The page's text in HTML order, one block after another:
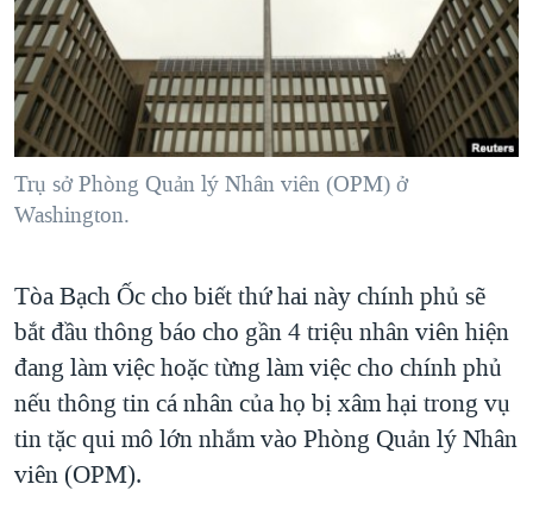
"Tìm"NGƯỜI VIỆT HẢI NGOẠI
ĐỜI SỐNG
KINH TẾ
KHOA HỌC
SỨC KHOẺ
THỂ THAO
GIÁO DỤC
TẠI
HÀNH TRÌNH BẦU CỬ 2024
MỘT NĂM CHIẾN TRANH TẠI DẢI GAZA
GIẢI MÃ VÀNH ĐAI & CON ĐƯỜNG
NGÀY TỊ NẠN THẾ GIỚI
TRỊNH VĨNH BÌNH - NGƯỜI HẠ 'BÊN THẮNG CUỘC'
CHI PHÍ CHIẾN TRANH AFGHANISTAN
CÁC GIÁ TRỊ CỘNG HÒA Ở VIỆT NAM
THƯỢNG ĐỈNH TRUMP-KIM TẠI VIỆT NAM
TRỊNH VĨNH BÌNH VS. CHÍNH PHỦ VIỆT NAM
NGƯ DÂN VIỆT VÀ LÀN SÓNG TRỘM HẢI SÂM
VIDEO
NGHE
MẠNG XÃ HỘI
Trụ sở Phòng Quản lý Nhân viên (OPM) ở
Washington.
Tòa Bạch Ốc cho biết thứ hai này chính phủ sẽ
bắt đầu thông báo cho gần 4 triệu nhân viên hiện
đang làm việc hoặc từng làm việc cho chính phủ
nếu thông tin cá nhân của họ bị xâm hại trong vụ
tin tặc qui mô lớn nhắm vào Phòng Quản lý Nhân
viên (OPM).